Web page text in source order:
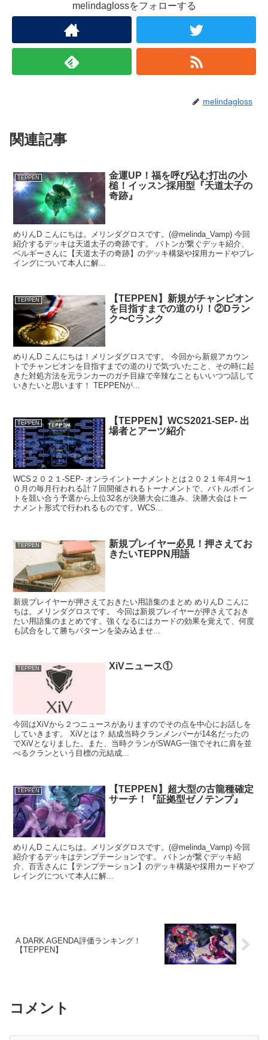
melindaglossをフォローする
melindagloss
関連記事
TEPPEN
金運UP！福を呼び込む打出の小
槌！イッスン採用型『天道太子の
奇跡』
めりんD こんにちは。メリンダグロスです。(@melinda_Vamp) 今回
紹介するデッキは天道太子の奇跡です。 バトンが繋ぐデッキ紹介、
ベルギーさんに【天道太子の奇跡】のデッキ構築や採用カードやプレ
イングについて本人に解...
TEPPEN
【TEPPEN】新規がチャンピオン
を目指すまでの道のり！②Dラン
ク〜Cランク
めりんD こんにちは！メリンダグロスです。 今回から新規アカウン
トでチャンピオンを目指すまでの道のりで気づいたこと、その時に起
きた対処方法を元ランカーのガチ目線で辛辣なこともいいつつ話して
いきたいと思います！ TEPPENが...
TEPPEN
【TEPPEN】WCS2021-SEP- 出
場者とアーツ紹介
WCS２０２１-SEP- オンライントーナメントとは２０２１年4月〜１
０月の毎月行われる計７回開催されるトーナメントで、バトルポイン
トを競い合う予選から上位32名が決勝大会に進み、決勝大会はトー
ナメント形式で行われるものです。WCS...
TEPPEN
新規プレイヤー必見！押さえてお
きたいTEPPN用語
新規プレイヤーが押さえておきたい用語集のまとめ めりんD こんに
ちは。メリンダグロスです。 今回は新規プレイヤーが押さえておき
たい用語集のまとめです。強くなるにはカードの効果を覚えて、何度
も試合をして勝ちパターンを染み込ませ...
TEPPEN XiVニュース①
今回はXiVから２つニュースがありますのでその点を中心にお話しを
していきます。 XiVとは？ 結成当時クランメンバーが14名だったの
でXiVとなりました。また、当時クランがSWAG一強でそれに肩を並
べるクランという目標の元結成...
TEPPEN
【TEPPEN】超大型の古龍種確定
サーチ！『証拠型ゼノテンプ』
めりんD こんにちは。メリンダグロスです。(@melinda_Vamp) 今回
紹介するデッキはテンプテーションです。 バトンが繋ぐデッキ紹
介、百舌さんに【テンプテーション】のデッキ構築や採用カードやプ
レイングについて本人に解...
A DARK AGENDA評価ランキング！
【TEPPEN】
コメント